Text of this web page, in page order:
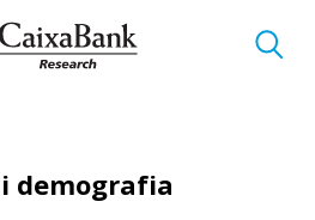
demografia